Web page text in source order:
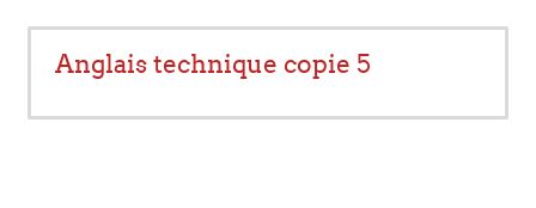
Anglais technique copie 5